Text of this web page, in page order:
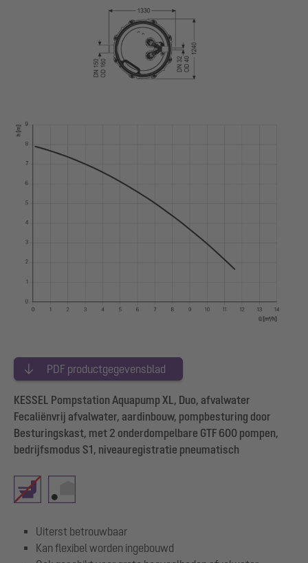
PDF productgegevensblad
KESSEL Pompstation Aquapump XL, Duo, afvalwater
Fecaliënvrij afvalwater, aardinbouw, pompbesturing door
Besturingskast, met 2 onderdompelbare GTF 600 pompen,
bedrijfsmodus S1, niveauregistratie pneumatisch
Uiterst betrouwbaar
Kan flexibel worden ingebouwd